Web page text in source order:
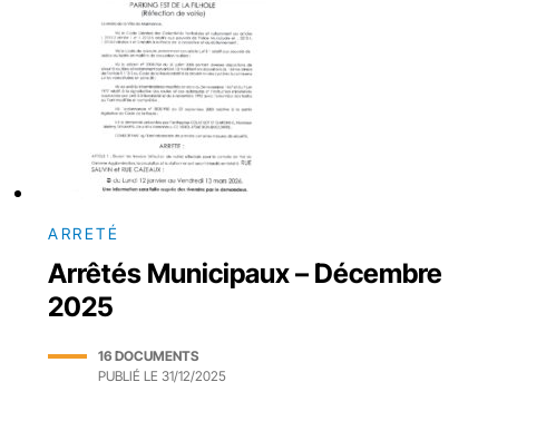
ARRETÉ
Arrêtés Municipaux – Décembre
2025
16 DOCUMENTS
PUBLIÉ LE 31/12/2025